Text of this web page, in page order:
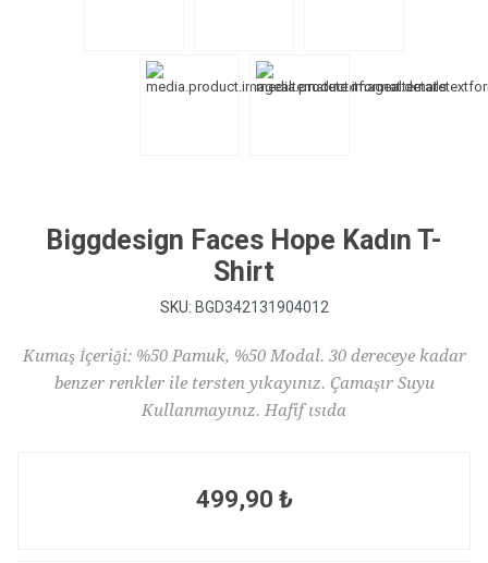
Biggdesign Faces Hope Kadın T-
Shirt
SKU: BGD342131904012
Kumaş İçeriği: %50 Pamuk, %50 Modal. 30 dereceye kadar
benzer renkler ile tersten yıkayınız. Çamaşır Suyu
Kullanmayınız. Hafif ısıda
499,90 ₺